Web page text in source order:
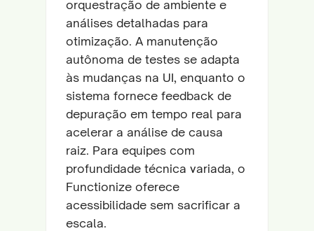
orquestração de ambiente e
análises detalhadas para
otimização. A manutenção
autônoma de testes se adapta
às mudanças na UI, enquanto o
sistema fornece feedback de
depuração em tempo real para
acelerar a análise de causa
raiz. Para equipes com
profundidade técnica variada, o
Functionize oferece
acessibilidade sem sacrificar a
escala.